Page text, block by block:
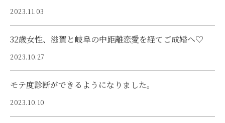
2023.11.03
32歳女性、滋賀と岐阜の中距離恋愛を経てご成婚へ♡
2023.10.27
モテ度診断ができるようになりました。
2023.10.10